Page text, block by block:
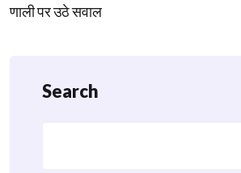
णाली पर उठे सवाल
Search